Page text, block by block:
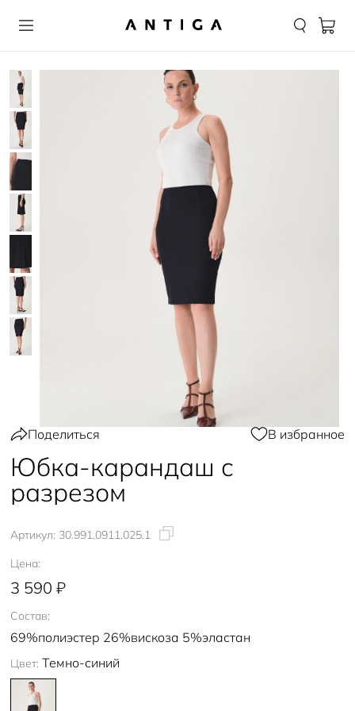
Поделиться В избранное
Юбка-карандаш с
разрезом
Артикул: 30.991.0911.025.1
Цена:
3 590 ₽
Состав:
69%полиэстер 26%вискоза 5%эластан
Цвет: Темно-синий